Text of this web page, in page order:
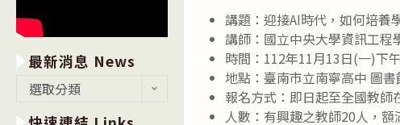
講題：迎接AI時代，如何培養
講師：國立中央大學資訊工程
時間：112年11月13日(一)下
地點：臺南市立南寧高中 圖
報名方式：即日起至全國教師
人數：有興趣之教師20人，額
最新消息 News
選取分類